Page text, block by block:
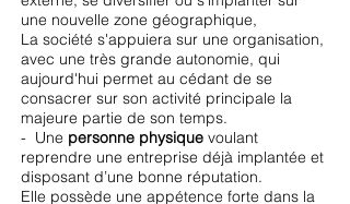
une nouvelle zone géographique,
La société s'appuiera sur une organisation,
avec une très grande autonomie, qui
aujourd'hui permet au cédant de se
consacrer sur son activité principale la
majeure partie de son temps.
- Une personne physique voulant
reprendre une entreprise déjà implantée et
disposant d’une bonne réputation.
Elle possède une appétence forte dans la